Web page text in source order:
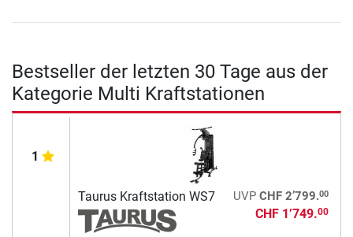
Bestseller der letzten 30 Tage aus der
Kategorie Multi Kraftstationen
1
Taurus Kraftstation WS7 UVP CHF 2’799.00
CHF 1’749.00